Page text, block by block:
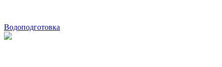
Водоподготовка